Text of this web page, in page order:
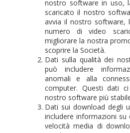
nostro software in uso,
scaricato il nostro
avvia il nostro software,
numero di video
migliorare la nostra
scoprire la Società.
Dati sulla qualità dei
può includere
anomali e alla
computer. Questi dati
nostro software più
Dati sui download degli
includere informazioni
velocità media di